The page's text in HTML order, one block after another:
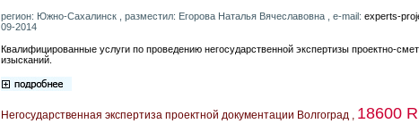
регион: Южно-Сахалинск , разместил: Егорова Наталья Вячеславовна , e-mail: experts-
09-2014
Квалифицированные услуги по проведению негосударственной экспертизы проектно-
изысканий.
Негосударственная экспертиза проектной документации Волгоград , 18600